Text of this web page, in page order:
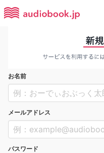
お名前
メールアドレス
パスワード